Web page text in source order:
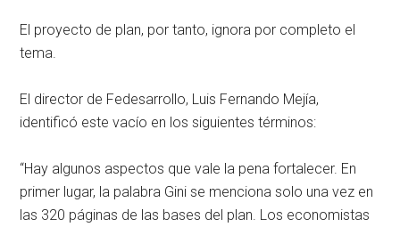
El proyecto de plan, por tanto, ignora por completo el
tema.
El director de Fedesarrollo, Luis Fernando Mejía,
identificó este vacío en los siguientes términos:
“Hay algunos aspectos que vale la pena fortalecer. En
primer lugar, la palabra Gini se menciona solo una vez en
las 320 páginas de las bases del plan. Los economistas